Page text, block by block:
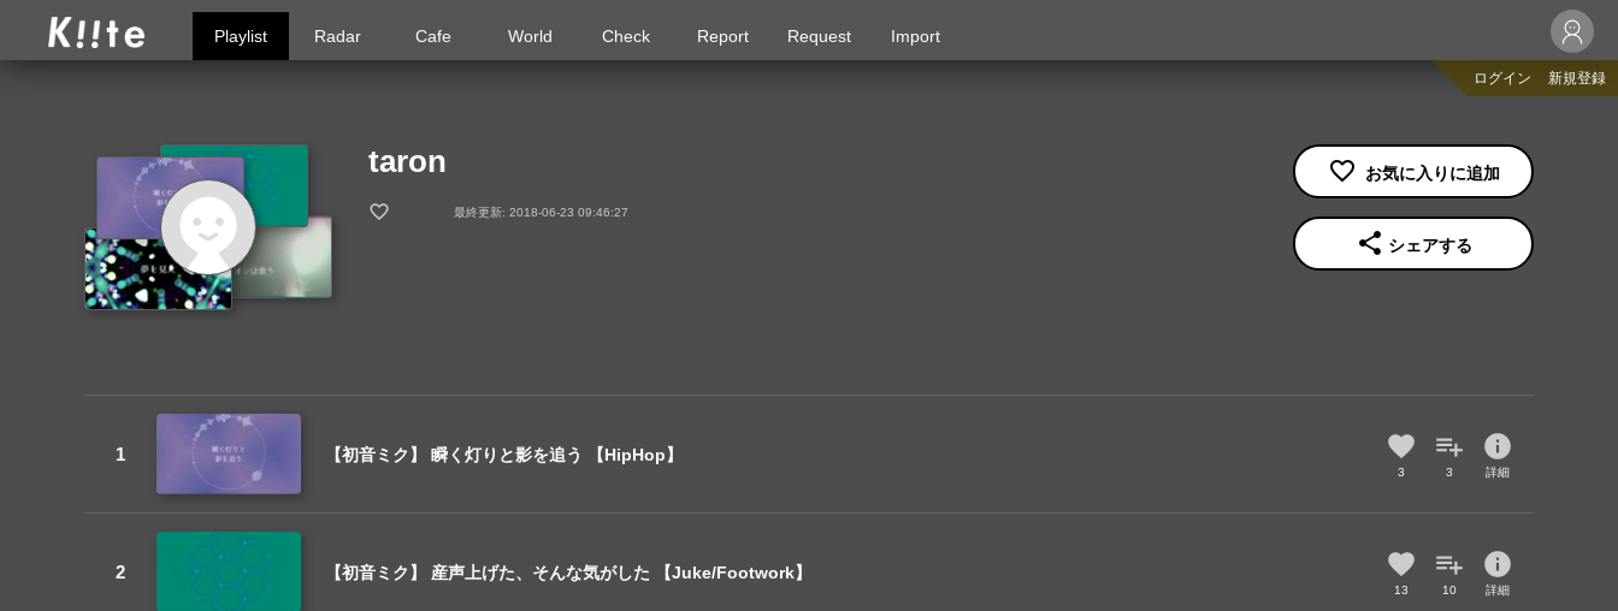
Playlist Radar Cafe World Check Report Request Import
ログイン 新規登録
taron
最終更新: 2018-06-23 09:46:27
share シェアする
【初音ミク】 瞬く灯りと影を追う 【HipHop】
3 3
info
詳細
【初音ミク】 産声上げた、そんな気がした 【Juke/Footwork】
13 10
info
詳細